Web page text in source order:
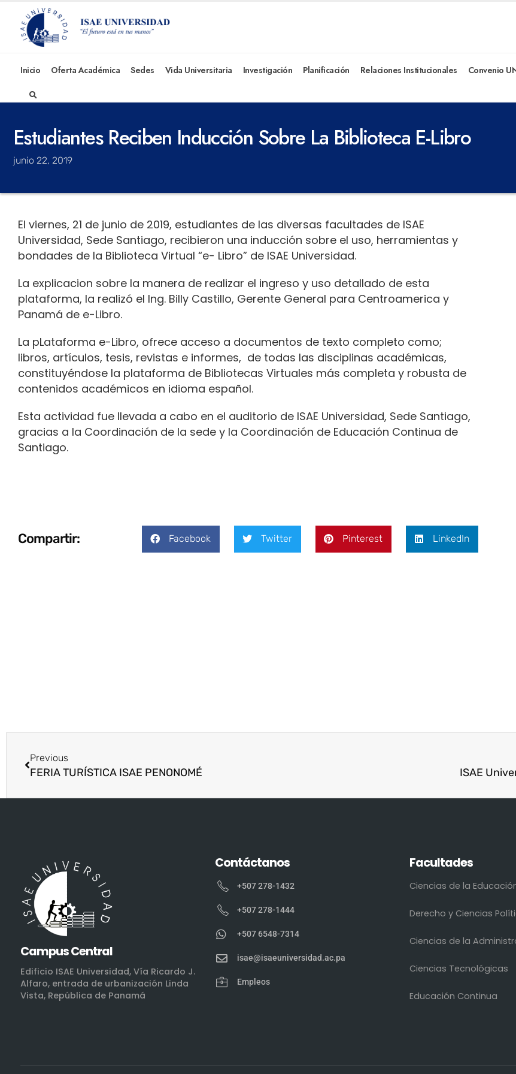
Inicio Oferta Académica Sedes Vida Universitaria Investigación Planificación Relaciones Institucionales Convenio
Estudiantes Reciben Inducción Sobre La Biblioteca E-Libro
junio 22, 2019
El viernes, 21 de junio de 2019, estudiantes de las diversas facultades de ISAE
Universidad, Sede Santiago, recibieron una inducción sobre el uso, herramientas y
bondades de la Biblioteca Virtual “e- Libro” de ISAE Universidad.
La explicacion sobre la manera de realizar el ingreso y uso detallado de esta
plataforma, la realizó el Ing. Billy Castillo, Gerente General para Centroamerica y
Panamá de e-Libro.
La pLataforma e-Libro, ofrece acceso a documentos de texto completo como;
libros, artículos, tesis, revistas e informes, de todas las disciplinas académicas,
constituyéndose la plataforma de Bibliotecas Virtuales más completa y robusta de
contenidos académicos en idioma español.
Esta actividad fue llevada a cabo en el auditorio de ISAE Universidad, Sede Santiago,
gracias a la Coordinación de la sede y la Coordinación de Educación Continua de
Santiago.
Compartir: Facebook Twitter Pinterest LinkedIn
Previous
FERIA TURÍSTICA ISAE PENONOMÉ ISAE
Campus Central
Edificio ISAE Universidad, Vía Ricardo J.
Alfaro, entrada de urbanización Linda
Vista, República de Panamá
Contáctanos
+507 278-1432
+507 278-1444
+507 6548-7314
isae@isaeuniversidad.ac.pa
Empleos
Facultades
Ciencias de la
Derecho y Ciencias
Ciencias de la
Ciencias Tecnológicas
Educación Continua